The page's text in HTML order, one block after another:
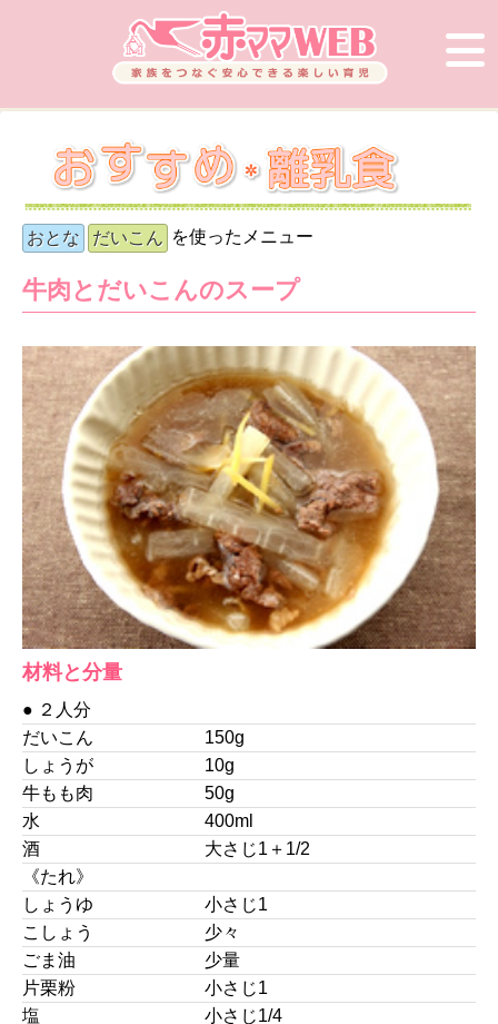
おとな だいこん を使ったメニュー
牛肉とだいこんのスープ
材料と分量
● ２人分
だいこん
150g
しょうが
10g
牛もも肉
50g
水
400ml
酒
大さじ1＋1/2
《たれ》
しょうゆ
小さじ1
こしょう
少々
ごま油
少量
片栗粉
小さじ1
塩
小さじ1/4